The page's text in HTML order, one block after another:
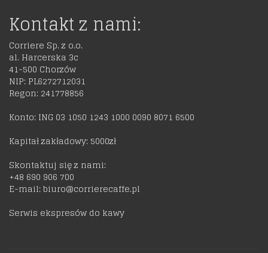
Kontakt z nami:
Corriere Sp. z o.o.
al. Harcerska 3c
41-500 Chorzów
NIP: PL6272712031
Regon: 241778856
Konto: ING 03 1050 1243 1000 0090 8071 6500
Kapitał zakładowy: 5000zł
Skontaktuj się z nami:
+48 690 906 700
E-mail: biuro@corrierecaffe.pl
Serwis ekspresów do kawy